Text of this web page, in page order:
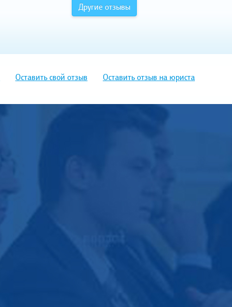
Другие отзывы
Оставить свой отзыв Оставить отзыв на юриста